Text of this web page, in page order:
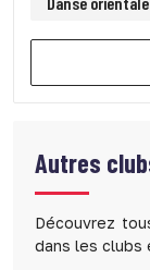
Autres
Découvrez
dans les clubs